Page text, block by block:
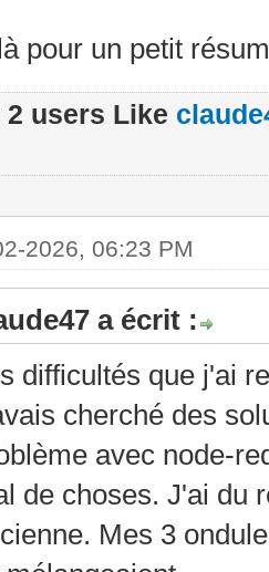
pour un petit
users Like
2026, 06:23 PM
a écrit :
difficultés que j'ai
cherché des
avec node-
de choses. J'ai du
Mes 3